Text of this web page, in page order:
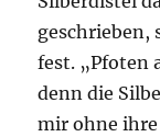
geschrieben,
fest. „Pfoten
denn die
mir ohne